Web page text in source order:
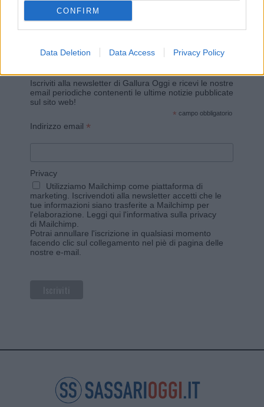
CONFIRM
Data Deletion Data Access Privacy Policy
Vuoi rimanere sempre aggiornato?
Iscriviti alla newsletter di Gallura Oggi e ricevi le nostre
email periodiche contenenti le ultime notizie pubblicate
sul sito web!
* campo obbligatorio
Indirizzo email *
Privacy
Utilizziamo Mailchimp come piattaforma di
marketing. Iscrivendoti alla newsletter accetti che le
tue informazioni siano trasferite a Mailchimp per
l'elaborazione. Leggi qui l'informativa sulla privacy
di Mailchimp
Potrai annullare l'iscrizione in qualsiasi momento
facendo clic sul collegamento nel piè di pagina delle
nostre e-mail.